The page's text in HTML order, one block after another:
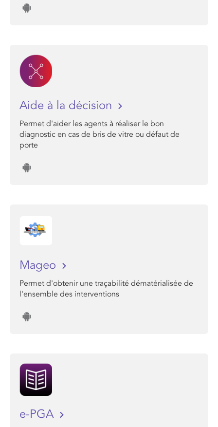
Aide à la décision
Permet d'aider les agents à réaliser le bon
diagnostic en cas de bris de vitre ou défaut de
porte
Mageo
Permet d'obtenir une traçabilité dématérialisée de
l'ensemble des interventions
e-PGA